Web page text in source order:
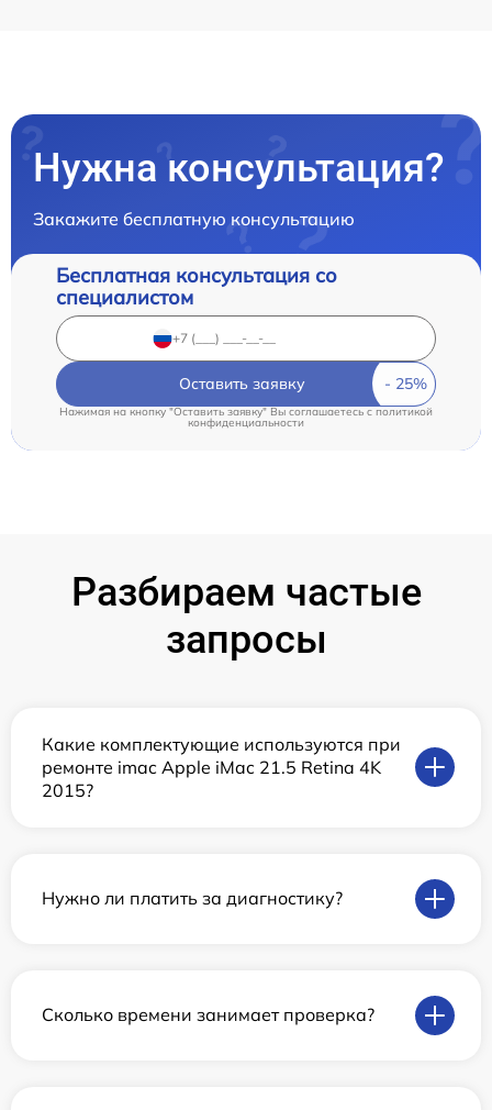
Нужна консультация?
Закажите бесплатную консультацию
Бесплатная консультация со
специалистом
Оставить заявку
Нажимая на кнопку "Оставить заявку" Вы соглашаетесь cполитикой
конфиденциальности
Разбираем частые
запросы
Какие комплектующие используются при
ремонте imac Apple iMac 21.5 Retina 4K
2015?
Нужно ли платить за диагностику?
Сколько времени занимает проверка?